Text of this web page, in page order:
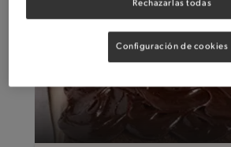
Rechazarlas todas
Configuración de cookies